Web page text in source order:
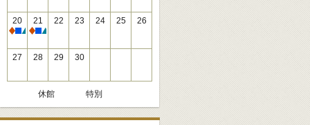
20
休館
21
休館
22 23 24 25 26
27 28 29 30
休館 特別